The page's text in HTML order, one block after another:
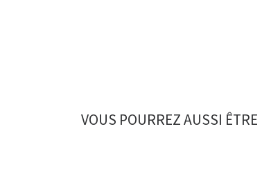
VOUS POURREZ AUSSI ÊTRE